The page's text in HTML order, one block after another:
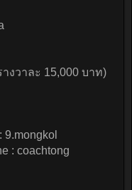
งวาละ 15,000 บาท)
: coachtong